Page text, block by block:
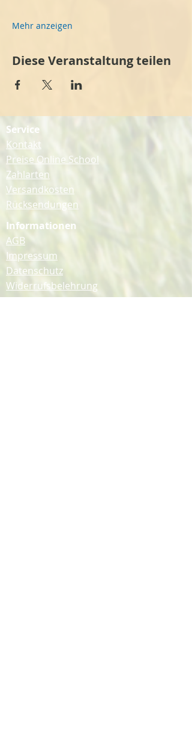
Mehr anzeigen
Diese Veranstaltung teilen
Service
Kontakt
Preise Online School
Zahlarten
Versandkosten
Rücksendungen
Informationen
AGB
Impressum
Datenschutz
Widerrufsbelehrung
Barrierefreiheitserklärung